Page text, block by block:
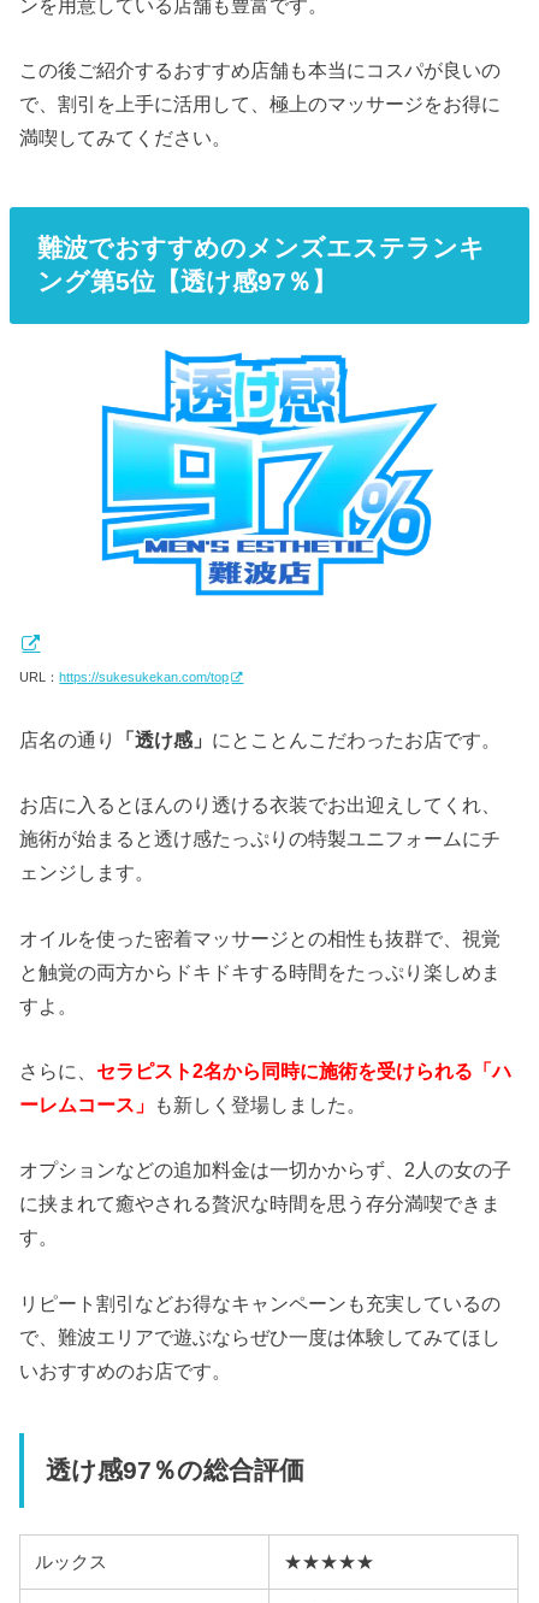
ンを用意している店舗も豊富です。
この後ご紹介するおすすめ店舗も本当にコスパが良いの
で、割引を上手に活用して、極上のマッサージをお得に
満喫してみてください。
難波でおすすめのメンズエステランキ
ング第5位【透け感97％】
URL：https://sukesukekan.com/top
店名の通り 「透け感」 にとことんこだわったお店です。
お店に入るとほんのり透ける衣装でお出迎えしてくれ、
施術が始まると透け感たっぷりの特製ユニフォームにチ
ェンジします。
オイルを使った密着マッサージとの相性も抜群で、視覚
と触覚の両方からドキドキする時間をたっぷり楽しめま
すよ。
さらに、 セラピスト2名から同時に施術を受けられる「ハ
ーレムコース」
も新しく登場しました。
オプションなどの追加料金は一切かからず、2人の女の子
に挟まれて癒やされる贅沢な時間を思う存分満喫できま
す。
リピート割引などお得なキャンペーンも充実しているの
で、難波エリアで遊ぶならぜひ一度は体験してみてほし
いおすすめのお店です。
透け感97％の総合評価
ルックス ★★★★★